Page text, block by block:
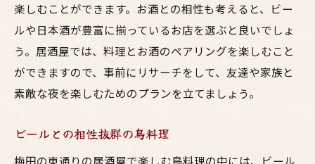
楽しむことができます。お酒との相性も考えると、ビー
ルや日本酒が豊富に揃っているお店を選ぶと良いでしょ
う。居酒屋では、料理とお酒のペアリングを楽しむこと
ができますので、事前にリサーチをして、友達や家族と
素敵な夜を楽しむためのプランを立てましょう。
ビールとの相性抜群の鳥料理
梅田の東通りの居酒屋で楽しむ鳥料理の中には、ビール